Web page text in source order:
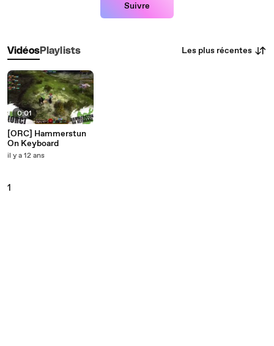
Suivre
VidéosPlaylists Les plus récentes
0:01
[ORC] Hammerstun
On Keyboard
il y a 12 ans
1